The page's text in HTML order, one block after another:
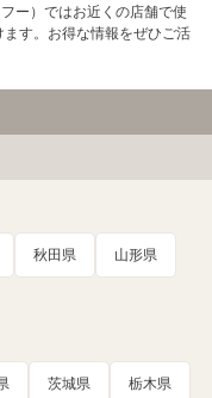
ー）ではお近くの店舗で使
す。お得な情報をぜひご活
秋田県 山形県
茨城県 栃木県